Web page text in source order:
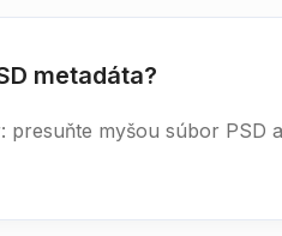
metadáta?
myšou súbor PSD